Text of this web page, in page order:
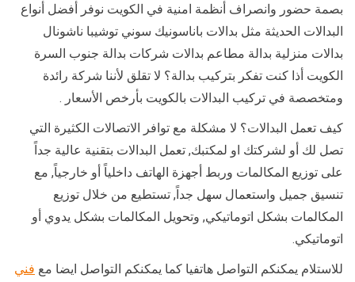
بصمة حضور وانصراف أنظمة امنية في الكويت نوفر أفضل أنواع
البدالات الحديثة مثل بدالات باناسونيك سوني توشيبا ناشونال
بدالات منزلية بدالة مطاعم بدالات شركات بدالة جنوب السرة
الكويت أذا كنت تفكر بتركيب بدالة؟ لا تقلق لأننا شركة رائدة
ومتخصصة في تركيب البدالات بالكويت بأرخص الأسعار .
كيف تعمل البدالات؟ لا مشكلة مع توافر الاتصالات الكثيرة التي
تصل لك أو لشركتك او لمكتبك, تعمل البدالات بتقنية عالية جداً
على توزيع المكالمات وربط أجهزة الهاتف داخلياً أو خارجياً, مع
تنسيق جميل واستعمال سهل جداً, تستطيع من خلال توزيع
المكالمات بشكل اتوماتيكي, وتحويل المكالمات بشكل يدوي أو
اتوماتيكي.
للاستلام يمكنكم التواصل هاتفيا كما يمكنكم التواصل ايضا مع فني